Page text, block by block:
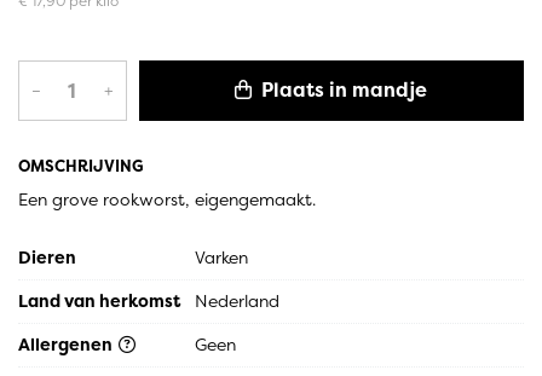
OMSCHRIJVING
Een grove rookworst, eigengemaakt.
– + Plaats in mandje
Dieren
Varken
Land van herkomst
Nederland
Allergenen
Geen